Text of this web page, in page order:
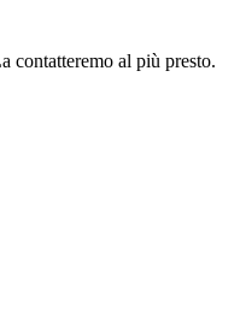
contatteremo al più presto.